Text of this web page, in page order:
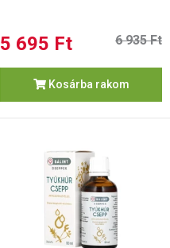
5 695 Ft 6 935 Ft
Kosárba rakom